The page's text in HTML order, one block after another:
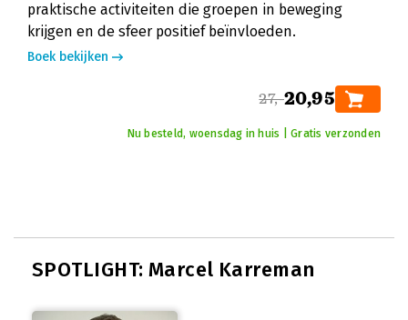
praktische activiteiten die groepen in beweging
krijgen en de sfeer positief beïnvloeden.
Boek bekijken
27,-20,95
Nu besteld, woensdag in huis | Gratis verzonden
SPOTLIGHT: Marcel Karreman